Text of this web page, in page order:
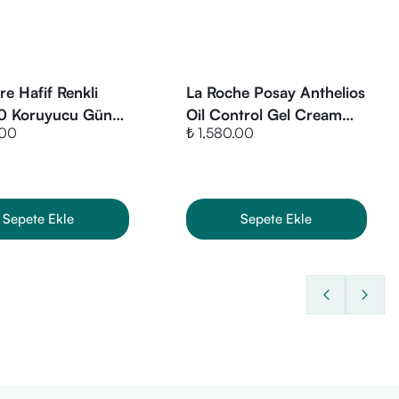
50 ml ürününü güvenilir
Hafif Renkli
Koruyucu Güneş
50 50 ml
Sepete Ekle
La Roche Posay Anthelios
Oil Control Gel Cream
Yüz Güneş Kremi SPF50+
₺ 1,580.00
Sepete Ekle